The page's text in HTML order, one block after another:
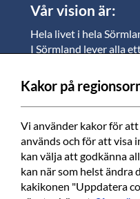
Vår vision är:
Hela livet i hela
I Sörmland lever alla
medarbetare och
Vi är en tillgänglig
livskvaliteten för alla
Vi är en pålitlig
resurser för en positiv
Kakor på
Vi använder kakor för
används och för att visa
kan välja att godkänna
kan när som helst ändra
kakikonen "Uppdatera